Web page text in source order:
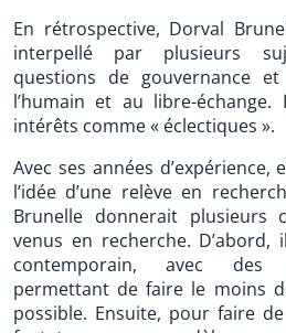
En rétrospective, Dorval
interpellé par plusieurs
questions de gouvernance
l’humain et au libre-
intérêts comme « éclectiques ».
Avec ses années
l’idée d’une relève en
Brunelle donnerait plusieurs
venus en recherche.
contemporain, avec des
permettant de faire le moins
possible. Ensuite, pour faire